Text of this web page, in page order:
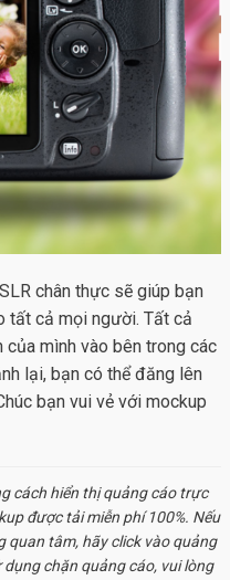
chân thực sẽ giúp bạn
tất cả mọi người. Tất cả
mình vào bên trong các
lại, bạn có thể đăng lên
bạn vui vẻ với mockup
cách hiển thị quảng cáo trực
được tải miễn phí 100%. Nếu
quan tâm, hãy click vào quảng
chặn quảng cáo, vui lòng